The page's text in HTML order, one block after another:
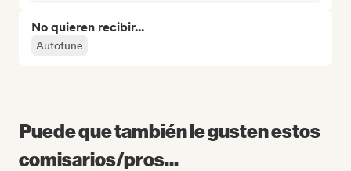
No quieren recibir...
Autotune
Puede que también le gusten estos
comisarios/pros...